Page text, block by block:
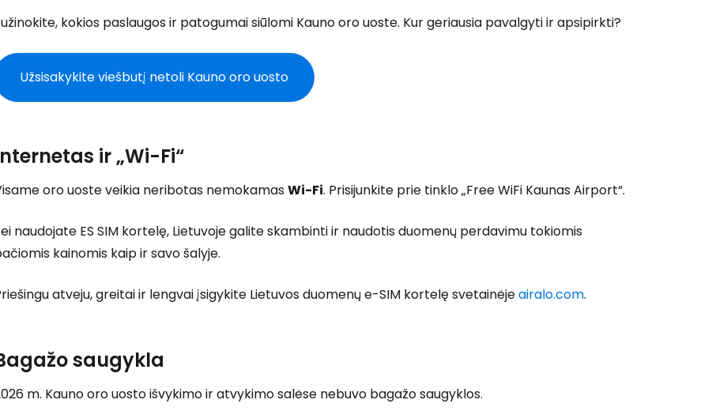
kokios paslaugos ir patogumai siūlomi Kauno oro uoste. Kur geriausia pavalgyti ir apsipirkti?
Užsisakykite viešbutį netoli Kauno oro uosto
ir „Wi-Fi“
oro uoste veikia neribotas nemokamasWi-Fi. Prisijunkite prie tinklo „Free WiFi Kaunas Airport“.
naudojate ES SIM kortelę, Lietuvoje galite skambinti ir naudotis duomenų perdavimu tokiomis
kainomis kaip ir savo šalyje.
atveju, greitai ir lengvai įsigykite Lietuvos duomenų e-SIM kortelę svetainėjeairalo.com.
saugykla
m. Kauno oro uosto išvykimo ir atvykimo salėse nebuvo bagažo saugyklos.